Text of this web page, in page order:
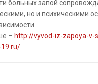
больных запой
но и психическими
– http://vyvod-iz-zapoya-v-